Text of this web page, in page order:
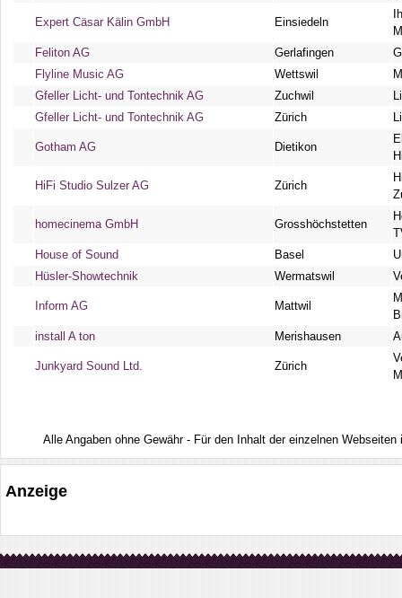
Expert Cäsar Kälin GmbH Einsiedeln
Feliton AG
Gerlafingen
Flyline Music AG
Wettswil
Gfeller Licht- und Tontechnik AG
Zuchwil
Gfeller Licht- und Tontechnik AG
Zürich
Gotham AG Dietikon
HiFi Studio Sulzer AG Zürich
homecinema GmbH Grosshöchstetten
House of Sound
Basel
Hüsler-Showtechnik
Wermatswil
Inform AG Mattwil
install A ton
Merishausen
Junkyard Sound Ltd. Zürich
Alle Angaben ohne Gewähr - Für den Inhalt der einzelnen Webseiten
Anzeige